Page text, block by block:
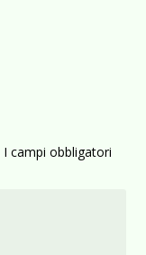
I campi obbligatori